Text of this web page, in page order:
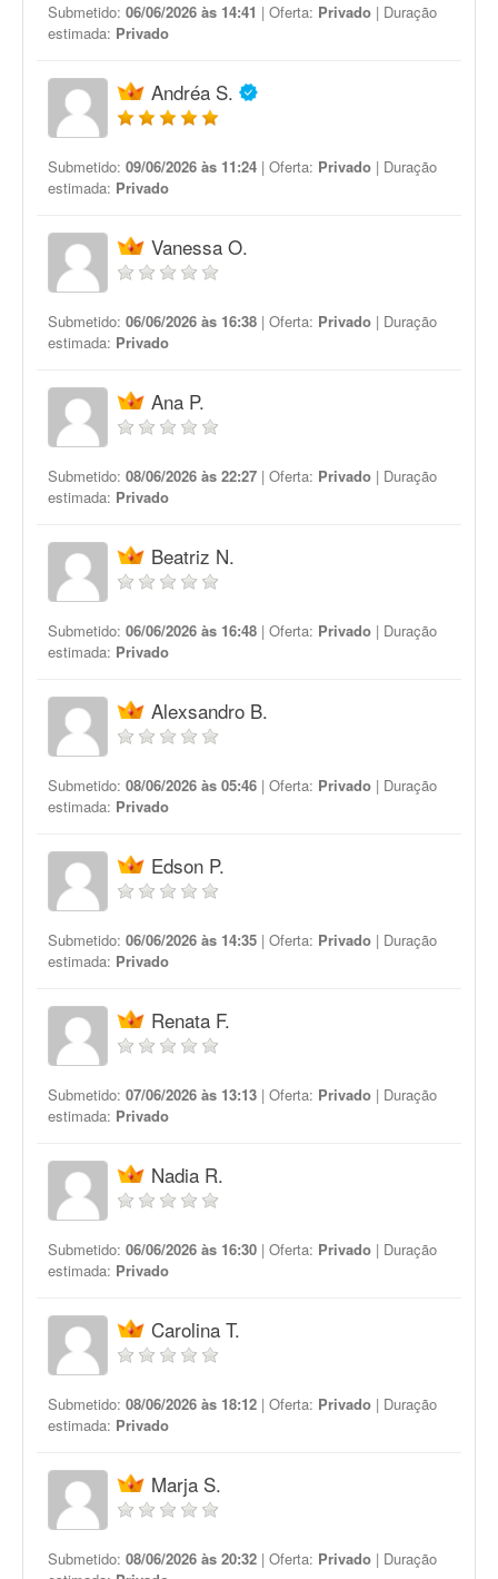
Submetido: 06/06/2026 às 14:41 | Oferta: Privado | Duração
estimada: Privado
Andréa S.
Submetido: 09/06/2026 às 11:24 | Oferta: Privado | Duração
estimada: Privado
Vanessa O.
Submetido: 06/06/2026 às 16:38 | Oferta: Privado | Duração
estimada: Privado
Ana P.
Submetido: 08/06/2026 às 22:27 | Oferta: Privado | Duração
estimada: Privado
Beatriz N.
Submetido: 06/06/2026 às 16:48 | Oferta: Privado | Duração
estimada: Privado
Alexsandro B.
Submetido: 08/06/2026 às 05:46 | Oferta: Privado | Duração
estimada: Privado
Edson P.
Submetido: 06/06/2026 às 14:35 | Oferta: Privado | Duração
estimada: Privado
Renata F.
Submetido: 07/06/2026 às 13:13 | Oferta: Privado | Duração
estimada: Privado
Nadia R.
Submetido: 06/06/2026 às 16:30 | Oferta: Privado | Duração
estimada: Privado
Carolina T.
Submetido: 08/06/2026 às 18:12 | Oferta: Privado | Duração
estimada: Privado
Marja S.
Submetido: 08/06/2026 às 20:32 | Oferta: Privado | Duração